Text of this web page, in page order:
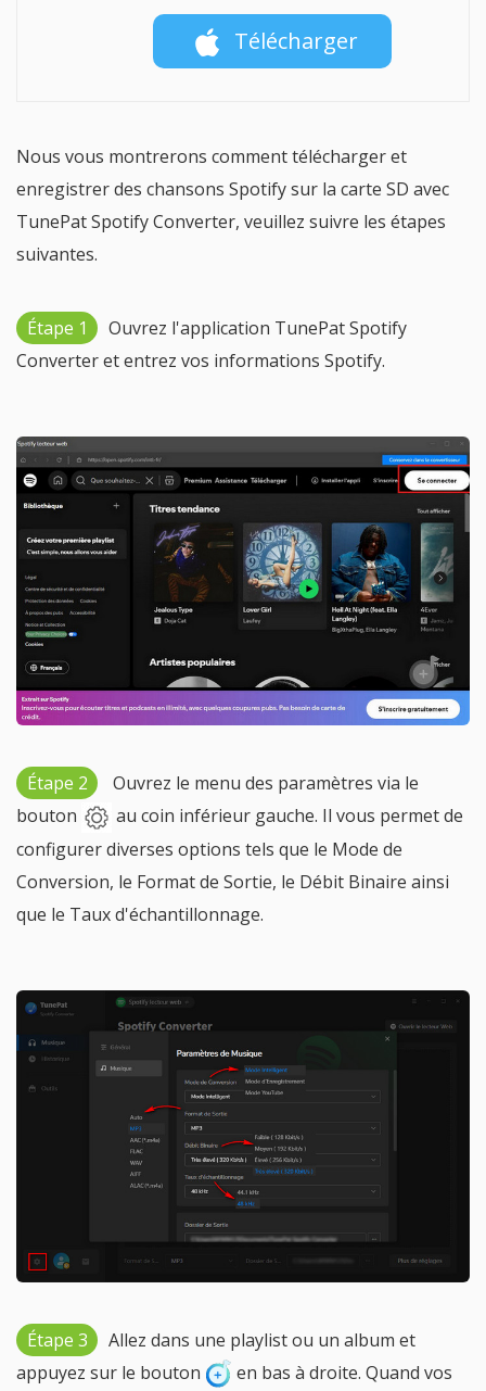
Télécharger
Nous vous montrerons comment télécharger et
enregistrer des chansons Spotify sur la carte SD avec
TunePat Spotify Converter, veuillez suivre les étapes
suivantes.
Étape 1
Ouvrez l'application TunePat Spotify
Converter et entrez vos informations Spotify.
Étape 2
Ouvrez le menu des paramètres via le
bouton
au coin inférieur gauche. Il vous permet de
configurer diverses options tels que le Mode de
Conversion, le Format de Sortie, le Débit Binaire ainsi
que le Taux d'échantillonnage.
Étape 3
Allez dans une playlist ou un album et
appuyez sur le bouton
en bas à droite. Quand vos